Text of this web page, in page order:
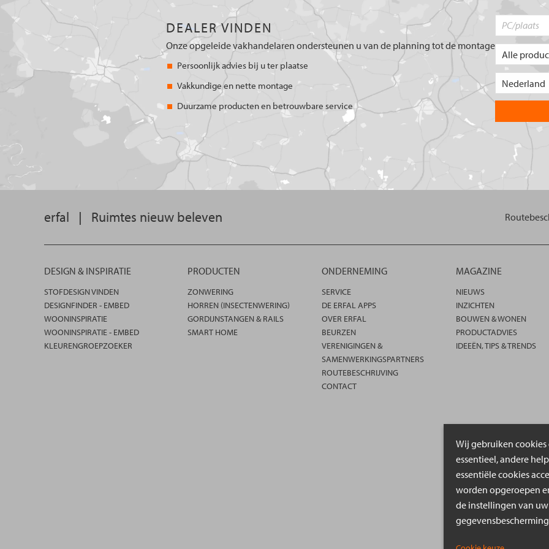
Wij gebruiken
essentieel, andere
essentiële cookies
worden opgeroepen
de instellingen van
DEALER VINDEN
Onze opgeleide vakhandelaren ondersteunen u van de planning tot de montage
Persoonlijk advies bij u ter plaatse
Vakkundige en nette montage
Duurzame producten en betrouwbare service
erfal | Ruimtes nieuw beleven
DESIGN & INSPIRATIE
STOFDESIGN VINDEN
DESIGNFINDER - EMBED
WOONINSPIRATIE
WOONINSPIRATIE - EMBED
KLEURENGROEPZOEKER
PRODUCTEN
ZONWERING
HORREN (INSECTENWERING)
GORDIJNSTANGEN & RAILS
SMART HOME
ONDERNEMING
SERVICE
DE ERFAL APPS
OVER ERFAL
BEURZEN
VERENIGINGEN &
SAMENWERKINGSPARTNERS
ROUTEBESCHRIJVING
CONTACT
MAGAZINE
NIEUWS
INZICHTEN
BOUWEN & WONEN
PRODUCTADVIES
IDEEËN, TIPS & TRENDS